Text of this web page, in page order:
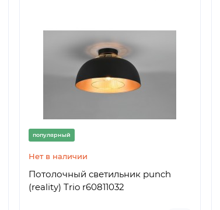
18794.00 ₴
популярный
Нет в наличии
Потолочный светильник punch
(reality) Trio r60811032